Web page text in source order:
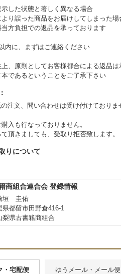
示した状態と著しく異なる場合
より誤った商品をお届けしてしまった場
方負担での返品を承っております
内に、まずはご連絡ください
、原則としてお客様都合による返品は
であるということをご了承下さい
注文、問い合わせは受け付けておりま
入も行なっておりません。
頂きましても、受取り拒否致します。
りについて
商組合連合会 登録情報
垣 圭佑
県都留市田野倉416-1
梨県古書籍商組合
・宅配便 ゆうメール・メール便